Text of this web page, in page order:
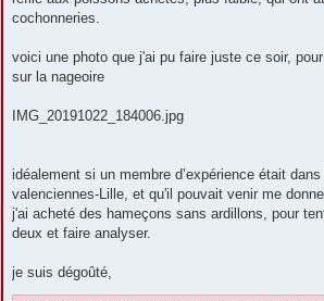
cochonneries.
voici une photo que j'ai pu faire juste ce soir,
sur la nageoire
IMG_20191022_184006.jpg
idéalement si un membre d’expérience était
valenciennes-Lille, et qu'il pouvait venir me
j'ai acheté des hameçons sans ardillons, pour
deux et faire analyser.
je suis dégoûté,